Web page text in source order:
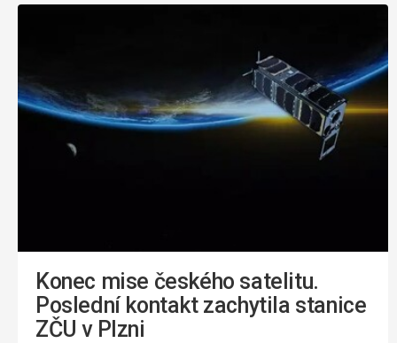
Konec mise českého satelitu.
Poslední kontakt zachytila stanice
ZČU v Plzni